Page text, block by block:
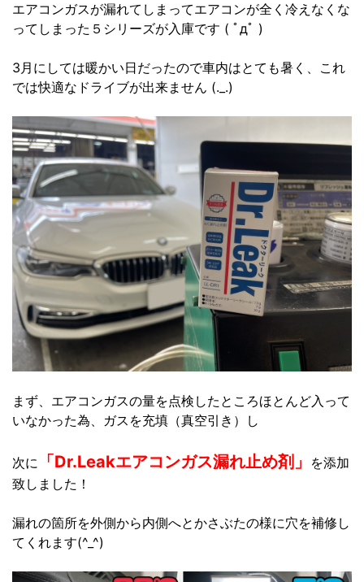
エアコンガスが漏れてしまってエアコンが全く冷えなくな
ってしまった５シリーズが入庫です ( ﾟдﾟ )
3月にしては暖かい日だったので車内はとても暑く、これ
では快適なドライブが出来ません (._.)
まず、エアコンガスの量を点検したところほとんど入って
いなかった為、ガスを充填（真空引き）し
次に 「Dr.Leakエアコンガス漏れ止め剤」
を添加
致しました！
漏れの箇所を外側から内側へとかさぶたの様に穴を補修し
てくれます(^_^)